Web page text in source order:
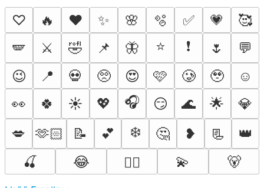
♡ 🔥 ❤️ ✨ 🌸 🫧 ✅ 💗
🥰
🪽
⚔️ 🤣 📌 🦋 ⭐ ❗ 🌷
💬
😉
📍 💀 🥺 😍 🩷 🥲 🥹
☺️
👀
🍀 ☀️ 💖 🎧 😏 🌊 🌟
💎
💋
🫶🏻 📝 💕 ❄️ 🤔 ❥ 📃
👑
🍒
😂 ❤️‍🔥 💫 🐻